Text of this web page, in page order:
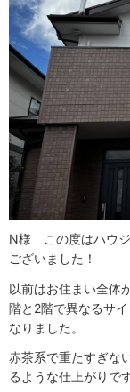
N様 この度はハウジ
ございました！
以前はお住まい全体
階と2階で異なるサ
なりました。
赤茶系で重たすぎな
るような仕上がりです